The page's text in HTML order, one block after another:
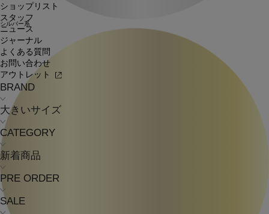
ショップリスト
スタッフ
ニュース
ジャーナル
よくある質問
お問い合わせ
アウトレット
BRAND
大きいサイズ
CATEGORY
新着商品
PRE ORDER
SALE
シルバー系